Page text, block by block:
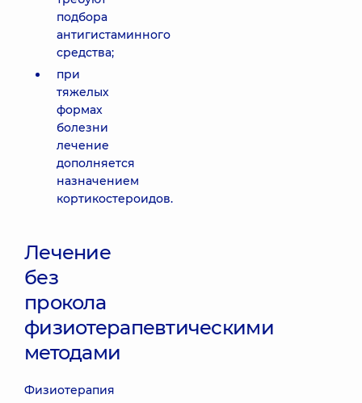
подбора
антигистаминного
средства;
при
тяжелых
формах
болезни
лечение
дополняется
назначением
кортикостероидов.
Лечение
без
прокола
физиотерапевтическими
методами
Физиотерапия